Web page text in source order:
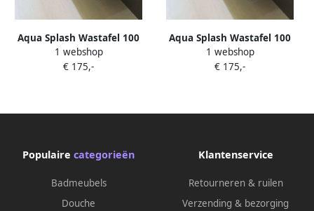
Aqua Splash Wastafel 100
cmx36 cm ��n Kraangat
Wit
1 webshop
€ 175,-
Aqua Splash Wastafel 100
cmx36 cm Twee Kraangaten
Wit
1 webshop
€ 175,-
Populaire categorieën
Badmeubels
Douche
Klantenservice
Retourneren & ruilen
Verzending & bezorging